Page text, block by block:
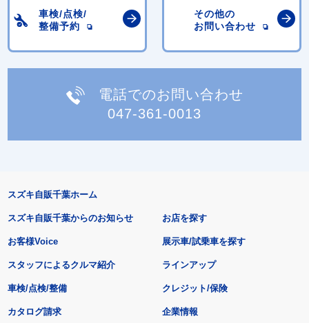
車検/点検/
整備予約
その他の
お問い合わせ
電話でのお問い合わせ
047-361-0013
スズキ自販千葉ホーム
スズキ自販千葉からのお知らせ
お客様Voice
スタッフによるクルマ紹介
お店を探す
展示車/試乗車を探す
ラインアップ
車検/点検/整備 クレジット/保険
カタログ請求 企業情報